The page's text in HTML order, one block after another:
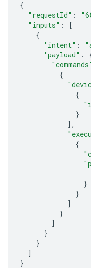
{
"requestId" :
"inputs" :
[
{
"intent" :
"payload" :
"commands"
{
{
}
],
{
}
}
]
}
]
}
}
]
}